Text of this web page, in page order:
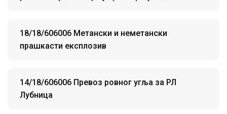
18/18/606006 Метански и неметански
прашкасти експлозив
14/18/606006 Превоз ровног угља за РЛ
Лубница